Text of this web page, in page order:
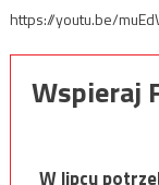
https://youtu.be/
Wspieraj
W lipcu